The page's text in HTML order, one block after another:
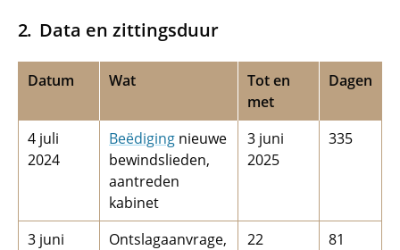
Data en zittingsduur
Datum Wat
Tot en
met
Dagen
4 juli
2024
Beëdiging nieuwe
bewindslieden,
aantreden
kabinet
3 juni
2025
335
3 juni
Ontslagaanvrage,
22
81